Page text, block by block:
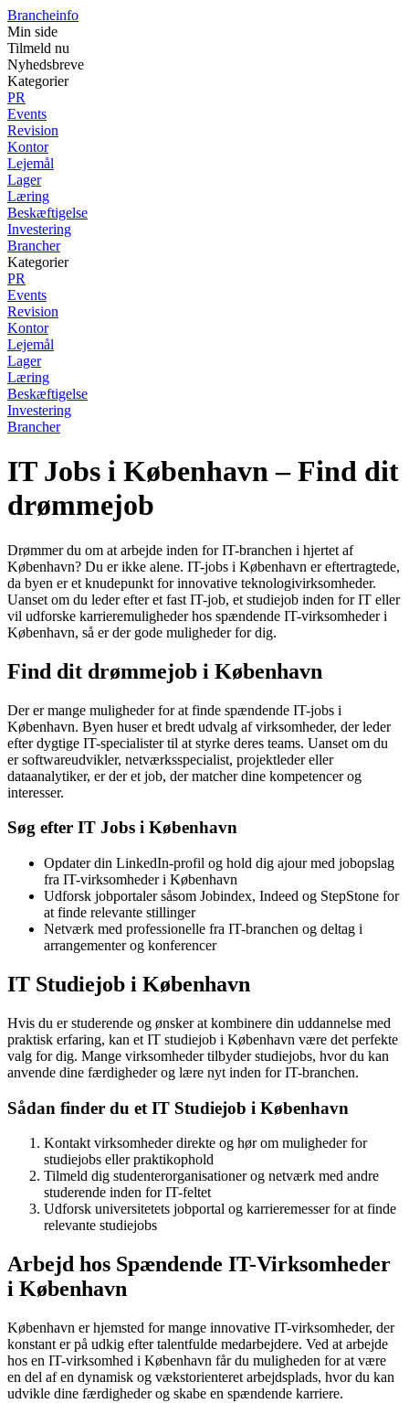
Brancheinfo
Min side
Tilmeld nu
Nyhedsbreve
Kategorier
PR
Events
Revision
Kontor
Lejemål
Lager
Læring
Beskæftigelse
Investering
Brancher
Kategorier
PR
Events
Revision
Kontor
Lejemål
Lager
Læring
Beskæftigelse
Investering
Brancher
IT Jobs i København – Find dit
drømmejob
Drømmer du om at arbejde inden for IT-branchen i hjertet af
København? Du er ikke alene. IT-jobs i København er eftertragtede,
da byen er et knudepunkt for innovative teknologivirksomheder.
Uanset om du leder efter et fast IT-job, et studiejob inden for IT eller
vil udforske karrieremuligheder hos spændende IT-virksomheder i
København, så er der gode muligheder for dig.
Find dit drømmejob i København
Der er mange muligheder for at finde spændende IT-jobs i
København. Byen huser et bredt udvalg af virksomheder, der leder
efter dygtige IT-specialister til at styrke deres teams. Uanset om du
er softwareudvikler, netværksspecialist, projektleder eller
dataanalytiker, er der et job, der matcher dine kompetencer og
interesser.
Søg efter IT Jobs i København
Opdater din LinkedIn-profil og hold dig ajour med jobopslag
fra IT-virksomheder i København
Udforsk jobportaler såsom Jobindex, Indeed og StepStone for
at finde relevante stillinger
Netværk med professionelle fra IT-branchen og deltag i
arrangementer og konferencer
IT Studiejob i København
Hvis du er studerende og ønsker at kombinere din uddannelse med
praktisk erfaring, kan et IT studiejob i København være det perfekte
valg for dig. Mange virksomheder tilbyder studiejobs, hvor du kan
anvende dine færdigheder og lære nyt inden for IT-branchen.
Sådan finder du et IT Studiejob i København
Kontakt virksomheder direkte og hør om muligheder for
studiejobs eller praktikophold
Tilmeld dig studenterorganisationer og netværk med andre
studerende inden for IT-feltet
Udforsk universitetets jobportal og karrieremesser for at finde
relevante studiejobs
Arbejd hos Spændende IT-Virksomheder
i København
København er hjemsted for mange innovative IT-virksomheder, der
konstant er på udkig efter talentfulde medarbejdere. Ved at arbejde
hos en IT-virksomhed i København får du muligheden for at være
en del af en dynamisk og vækstorienteret arbejdsplads, hvor du kan
udvikle dine færdigheder og skabe en spændende karriere.